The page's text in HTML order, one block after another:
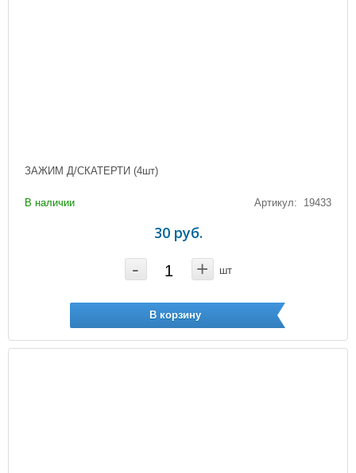
ЗАЖИМ Д/СКАТЕРТИ (4шт)
В наличии Артикул: 19433
30 руб.
- + шт
В корзину